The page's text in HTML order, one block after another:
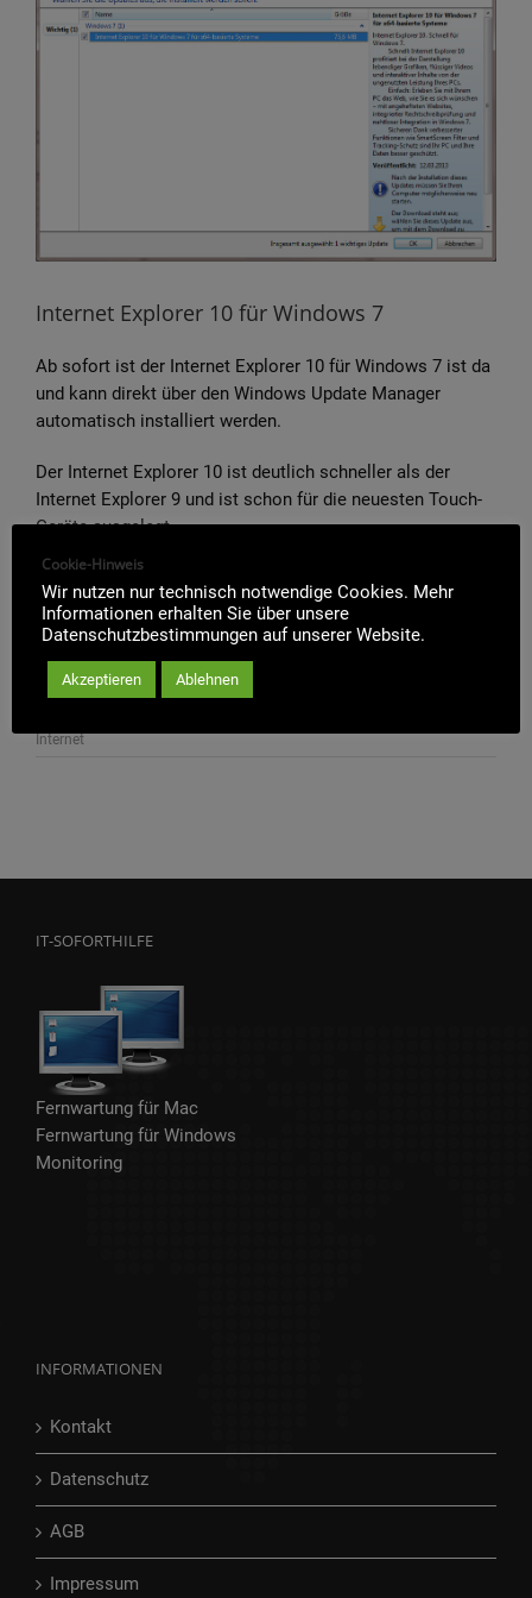
Bild
Internet Explorer 10 für Windows 7
Ab sofort ist der Internet Explorer 10 für Windows 7 ist da
und kann direkt über den Windows Update Manager
automatisch installiert werden.
Der Internet Explorer 10 ist deutlich schneller als der
Internet Explorer 9 und ist schon für die neuesten Touch-
Geräte ausgelegt.
Installation alle bisher installierten IE-Versionen auf dem
PC-System.
Internet
IT-SOFORTHILFE
Fernwartung für Mac
Fernwartung für Windows
Monitoring
INFORMATIONEN
Kontakt
Datenschutz
AGB
Impressum
Cookie-Hinweis
Wir nutzen nur technisch notwendige Cookies. Mehr
Informationen erhalten Sie über unsere
Datenschutzbestimmungen auf unserer Website.
Akzeptieren Ablehnen